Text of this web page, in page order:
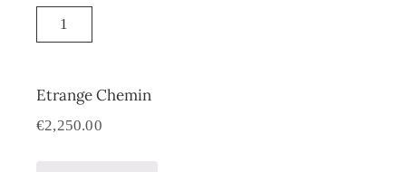
Etrange Chemin
€2,250.00